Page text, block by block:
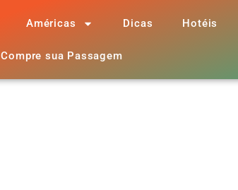
Américas Dicas Hotéis
Compre sua Passagem